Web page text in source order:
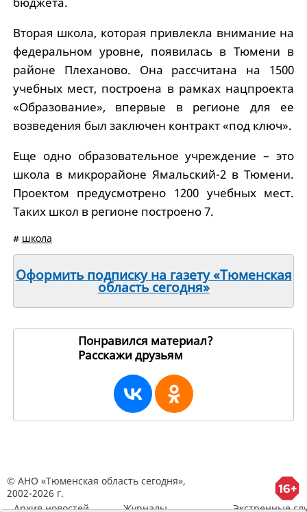
Вторая школа, которая привлекла внимание на
федеральном уровне, появилась в Тюмени в
районе Плеханово. Она рассчитана на 1500
учебных мест, построена в рамках нацпроекта
«Образование», впервые в регионе для ее
возведения был заключен контракт «под ключ».
Еще одно образовательное учреждение – это
школа в микрорайоне Ямальский-2 в Тюмени.
Проектом предусмотрено 1200 учебных мест.
Таких школ в регионе построено 7.
# школа
Оформить подписку на газету «Тюменская
область сегодня»
Понравился материал?
Расскажи друзьям
© АНО «Тюменская область сегодня»,
2002-2026 г.
Архив новостей
Журналы Экстренные